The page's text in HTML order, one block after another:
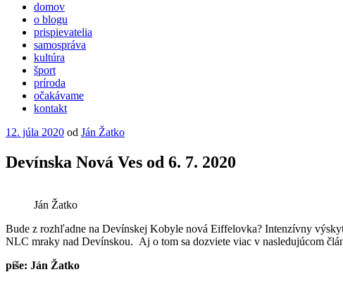
domov
o blogu
prispievatelia
samospráva
kultúra
šport
príroda
očakávame
kontakt
Publikované
12. júla 2020 od Ján Žatko
Devínska Nová Ves od 6. 7. 2020
Ján Žatko
Bude z rozhľadne na Devínskej Kobyle nová Eiffelovka? Intenzívny
NLC mraky nad Devínskou. Aj o tom sa dozviete viac v nasledujúcom
píše: Ján Žatko